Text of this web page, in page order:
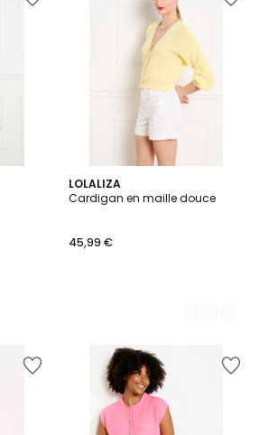
LOLALIZA
Cardigan en maille douce
45,99 €
2
Couleurs